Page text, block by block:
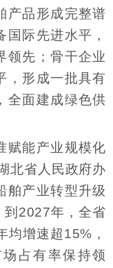
产品形成完整谱
际先进水平，
领先；骨干企业
，形成一批具有
全面建成绿色供
赋能产业规模化
北省人民政府办
舶产业转型升级
到2027年，全省
均增速超15%，
占有率保持领